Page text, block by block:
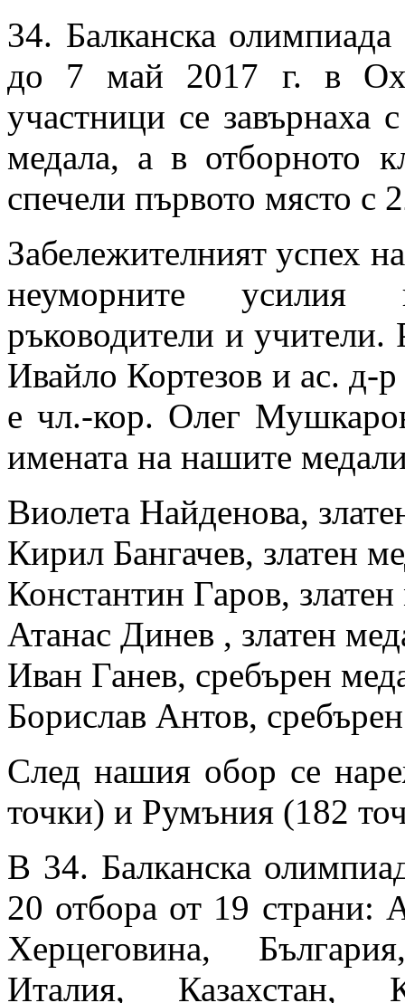
34. Балканска
до 7 май 2017 г. в
участници се завърнаха
медала, а в отборното
спечели първото място
Забележителният успех
неуморните усилия
ръководители и учители.
Ивайло Кортезов и ас. д-
е чл.-кор. Олег
имената на нашите
Виолета Найденова,
Кирил Бангачев, златен
Константин Гаров,
Атанас Динев , златен
Иван Ганев, сребърен
Борислав Антов,
След нашия обор се
точки) и Румъния (182
В 34. Балканска
20 отбора от 19 страни:
Херцеговина,
Италия, Казахстан,